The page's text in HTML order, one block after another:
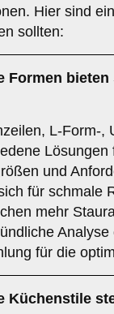
Hier sind
sollten:
Formen
L-Form-,
und
für schmale
mehr
für die
Küchenstile